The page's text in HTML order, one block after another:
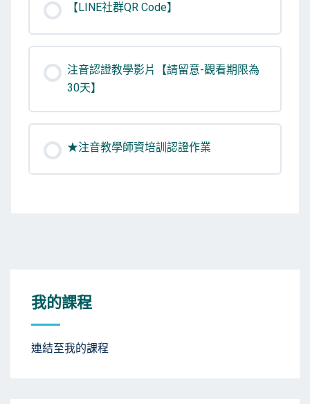
【LINE社群QR Code】
注音認證教學影片【請留意-觀看期限為
30天】
★注音教學師資培訓認證作業
我的課程
連結至我的課程